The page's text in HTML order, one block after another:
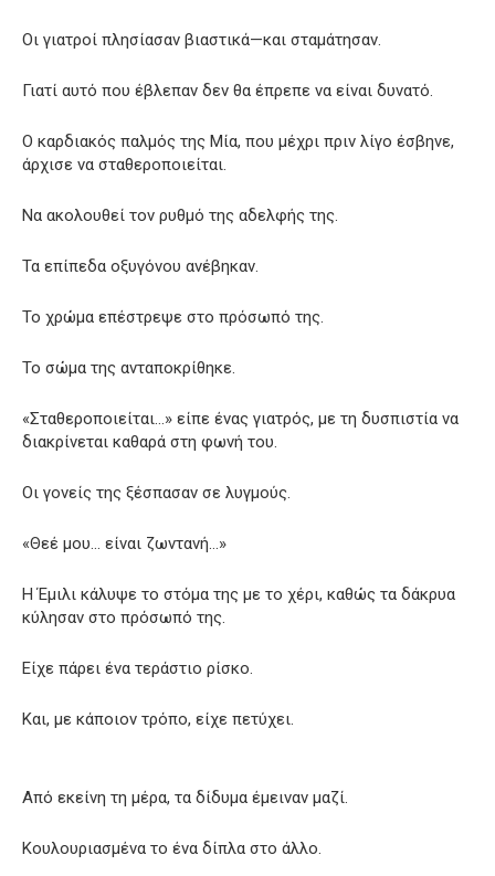
Οι γιατροί πλησίασαν βιαστικά—και σταμάτησαν.
Γιατί αυτό που έβλεπαν δεν θα έπρεπε να είναι δυνατό.
Ο καρδιακός παλμός της Μία, που μέχρι πριν λίγο έσβηνε,
άρχισε να σταθεροποιείται.
Να ακολουθεί τον ρυθμό της αδελφής της.
Τα επίπεδα οξυγόνου ανέβηκαν.
Το χρώμα επέστρεψε στο πρόσωπό της.
Το σώμα της ανταποκρίθηκε.
«Σταθεροποιείται…» είπε ένας γιατρός, με τη δυσπιστία να
διακρίνεται καθαρά στη φωνή του.
Οι γονείς της ξέσπασαν σε λυγμούς.
«Θεέ μου… είναι ζωντανή…»
Η Έμιλι κάλυψε το στόμα της με το χέρι, καθώς τα δάκρυα
κύλησαν στο πρόσωπό της.
Είχε πάρει ένα τεράστιο ρίσκο.
Και, με κάποιον τρόπο, είχε πετύχει.
Από εκείνη τη μέρα, τα δίδυμα έμειναν μαζί.
Κουλουριασμένα το ένα δίπλα στο άλλο.